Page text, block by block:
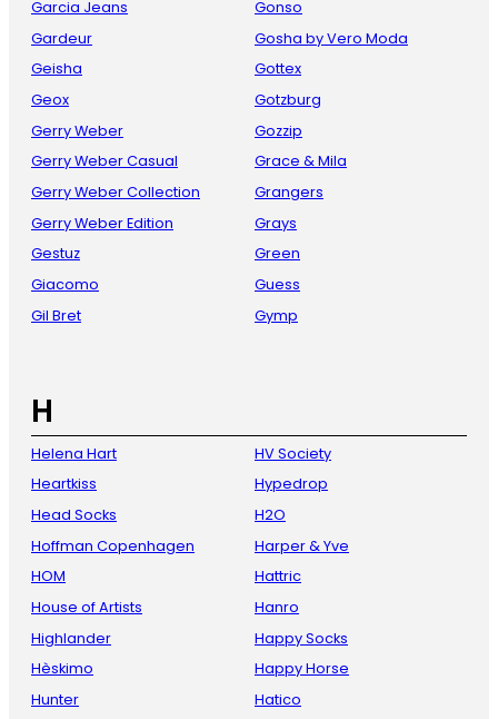
Garcia Jeans
Gardeur
Geisha
Geox
Gerry Weber
Gerry Weber Casual
Gerry Weber Collection
Gerry Weber Edition
Gestuz
Giacomo
Gil Bret
Gonso
Gosha by Vero Moda
Gottex
Gotzburg
Gozzip
Grace & Mila
Grangers
Grays
Green
Guess
Gymp
H
Helena Hart
Heartkiss
Head Socks
Hoffman Copenhagen
HOM
House of Artists
Highlander
Hèskimo
Hunter
HV Society
Hypedrop
H2O
Harper & Yve
Hattric
Hanro
Happy Socks
Happy Horse
Hatico